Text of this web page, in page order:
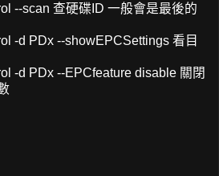
--scan 查硬碟ID 一般會是最後的
-d PDx --showEPCSettings 看目
-d PDx --EPCfeature disable 關閉